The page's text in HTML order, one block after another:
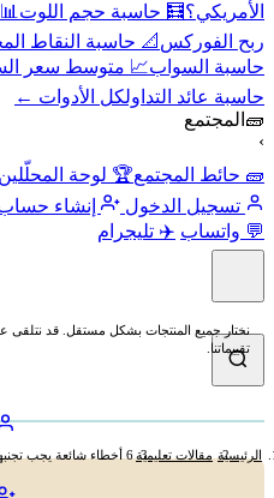
الأمريكي؟🧮 حاسبة حجم اللوت
ربح الفوركس 📐 حاسبة النقاط
حاسبة السواب📈 متوسط سعر
حاسبة عائد التداولكل الأدوات ←
🧱 المجتمع
›
🧱 حائط المجتمع🏆 لوحة المحلّلين
تسجيل الدخول
إنشاء
💬 واتساب ✈️ تليجرام
نختار جميع المنتجات بشكل مستقل. قد نتلقى
تقييماتنا.
الرئيسية مقالات تعليمية6 أخطاء شائعة يجب تجنبها لحماية استثماراتك: نصائح...